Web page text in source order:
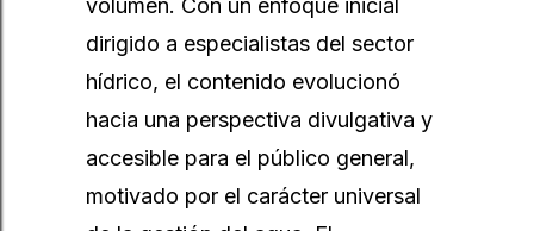
volumen. Con un enfoque inicial
dirigido a especialistas del sector
hídrico, el contenido evolucionó
hacia una perspectiva divulgativa y
accesible para el público general,
motivado por el carácter universal